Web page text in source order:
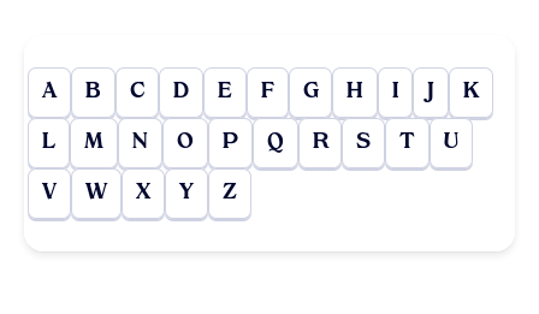
A B C D E F G H I J K
L M N O P Q R S T U
V W X Y Z